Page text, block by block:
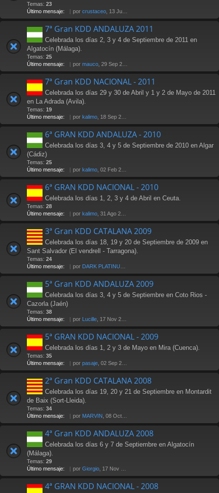
Temas: 23
Último mensaje:
por crustaceo , 13 Jul 2012 21:36
7ª Gran KDD ANDALUZA 2011
Celebrada los días 2, 3 y 4 de Septiembre de 2011 en
Algatocín (Málaga).
Temas: 25
Último mensaje:
por mauco , 29 Sep 2011 02:15
7ª Gran KDD NACIONAL - 2011
Celebrada los días 29 y 30 de Abril y 1 y 2 de Mayo de 2011
en La Adrada (Avila).
Temas: 19
Último mensaje:
por kalimo , 18 Sep 2011 23:36
6ª GRAN KDD ANDALUZA - 2010
Celebrada los días 3, 4 y 5 de Septiembre de 2010 en Algar
(Cádiz)
Temas: 25
Último mensaje:
por kalimo , 02 Feb 2011 16:01
6ª GRAN KDD NACIONAL - 2010
Celebrada los días 1, 2, 3 y 4 de Abril en Ceuta.
Temas: 28
Último mensaje:
por kalimo , 31 Ago 2010 18:03
3ª Gran KDD CATALANA 2009
Celebrada los días 18, 19 y 20 de Septiembre de 2009 en
Sant Salvador (El vendrell - Tarragona).
Temas: 24
Último mensaje:
por DARK PLATINUM
5ª Gran KDD ANDALUZA 2009
Celebrada los días 3, 4 y 5 de Septiembre en Coto Rios -
Cazorla (Jaén)
Temas: 38
Último mensaje:
por Lucille , 17 Nov 2009 18:20
5ª GRAN KDD NACIONAL - 2009
Celebrada los días 1, 2 y 3 de Mayo en Mira (Cuenca).
Temas: 35
Último mensaje:
por pasaje , 02 Sep 2010 16:44
2ª Gran KDD CATALANA 2008
Celebrada los días 19, 20 y 21 de Septiembre en Montardit
de Baix (Sort-Lleida).
Temas: 34
Último mensaje:
por MARVIN , 08 Oct 2008 09:59
4ª Gran KDD ANDALUZA 2008
Celebrada los días 6 y 7 de Septiembre en Algatocín
(Málaga).
Temas: 29
Último mensaje:
por Giorgio , 17 Nov 2009 22:01
4ª GRAN KDD NACIONAL - 2008